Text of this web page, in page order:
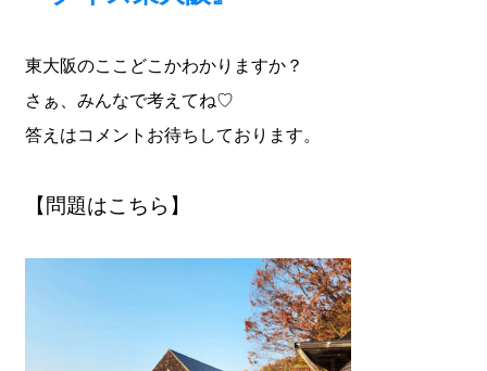
東大阪のここどこかわかりますか？
さぁ、みんなで考えてね♡
答えはコメントお待ちしております。
【問題はこちら】